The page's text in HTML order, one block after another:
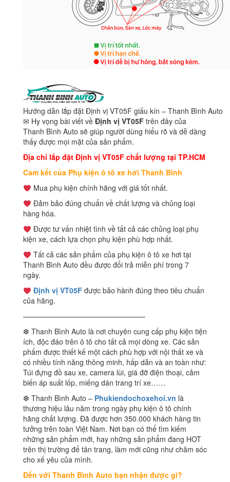
Hướng dẫn lắp đặt Định vị VT05F giấu kín – Thanh Bình Auto
✉ Hy vọng bài viết về Định vị VT05F trên đây của
Thanh Bình Auto sẽ giúp người dùng hiểu rõ và dễ dàng
thấy được mọi mặt của sản phẩm.
Địa chỉ lắp đặt Định vị VT05F chất lượng tại TP.HCM
Cam kết của Phụ kiện ô tô xe hơi Thanh Bình
Mua phụ kiện chính hãng với giá tốt nhất.
Đảm bảo đúng chuẩn về chất lượng và chủng loại
hàng hóa.
Được tư vấn nhiệt tình về tất cả các chủng loại phụ
kiện xe, cách lựa chọn phụ kiện phù hợp nhất.
Tất cả các sản phẩm của phụ kiện ô tô xe hơi tại
Thanh Bình Auto đều được đổi trả miễn phí trong 7
ngày.
Định vị VT05F được bảo hành đúng theo tiêu chuẩn
của hãng.
—————————————————
❆ Thanh Bình Auto là nơi chuyên cung cấp phụ kiện tiện
ích, độc đáo trên ô tô cho tất cả mọi dòng xe. Các sản
phẩm được thiết kế một cách phù hợp với nội thất xe và
có nhiều tính năng thông minh, hấp dẫn và an toàn như:
Túi đựng đồ sau xe, camera lùi, giá đỡ điện thoại, cảm
biến áp suất lốp, miếng dán trang trí xe……
❆ Thanh Bình Auto – Phukiendochoxehoi.vn là
thương hiệu lâu năm trong ngày phụ kiện ô tô chính
hãng chất lượng. Đã được hơn 350.000 khách hàng tin
tưởng trên toàn Việt Nam. Nơi bạn có thể tìm kiếm
những sản phẩm mới, hay những sản phẩm đang HOT
trên thị trường để tân trang, làm mới cũng như chăm sóc
cho xế yêu của mình.
Đến với Thanh Bình Auto bạn nhận được gì?